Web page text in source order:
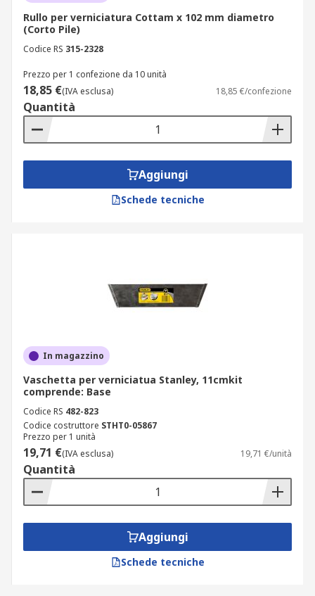
Rullo per verniciatura Cottam x 102 mm diametro
(Corto Pile)
Codice RS 315-2328
Prezzo per 1 confezione da 10 unità
18,85 €(IVA esclusa) 18,85 €/confezione
Quantità
Aggiungi
Schede tecniche
In magazzino
Vaschetta per verniciatua Stanley, 11cmkit
comprende: Base
Codice RS 482-823
Codice costruttore STHT0-05867
Prezzo per 1 unità
19,71 €(IVA esclusa) 19,71 €/unità
Quantità
Aggiungi
Schede tecniche